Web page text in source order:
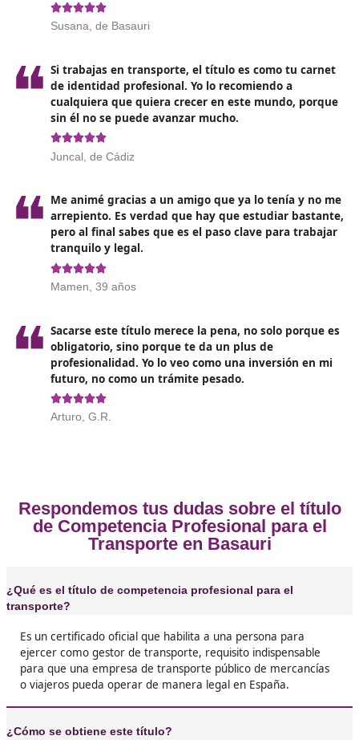
Sostenibilidad: La presión por adoptar medios de
estarán cada vez más centrados en formar
capaces de integrar prácticas verdes en sus
Digitalización:La implementación de nuevas
tecnologías
flotas y el uso de inteligencia artificial, cambiará la
capacitación en estas áreas será crucial.
Movilidad urbana: El crecimiento de las áreas
la necesidad de soluciones de movilidad
generan una demanda creciente de profesionales
capacitados en transporte urbano y metropolitano.
operadores deberán ser versátiles y adaptarse a las
necesidades cambiantes del mercado.
Profesional para el Transporte en
❝
Yo pensaba que el examen iba a ser un muro,
con la ayuda de DAC docencia. Ahora tengo
puertas abiertas en el sector y me siento
seguro laboralmente.

Susana, de Basauri
Si trabajas en transporte, el título es como tu